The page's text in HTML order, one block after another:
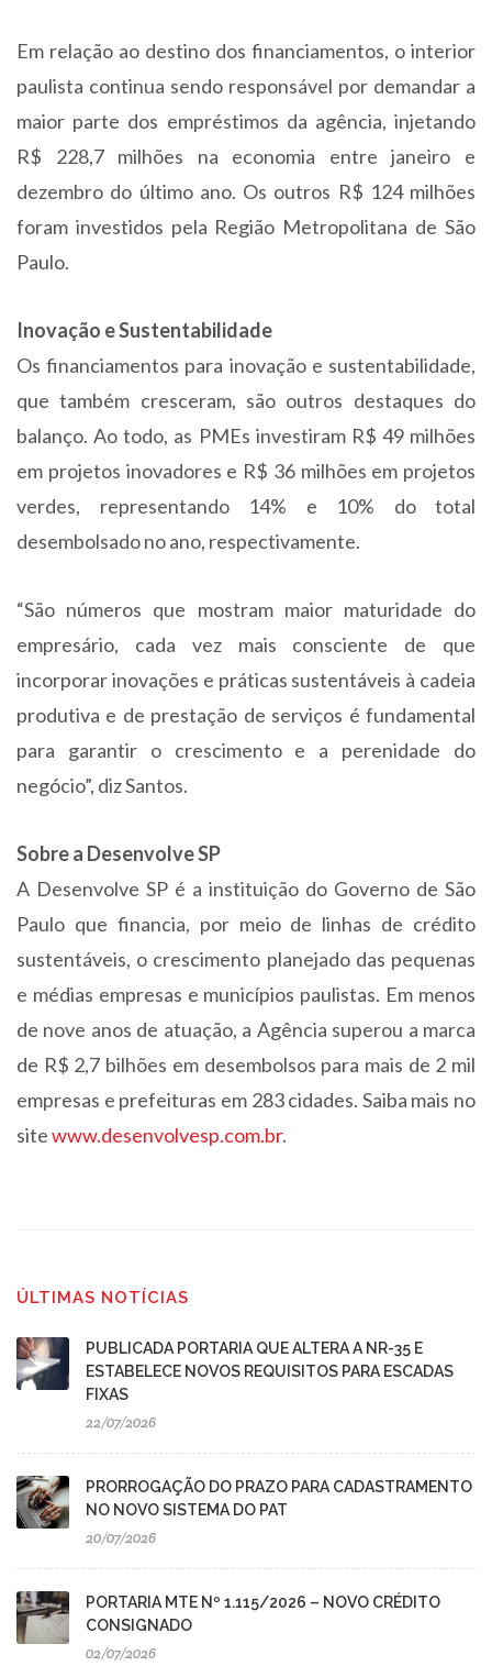
Em relação ao destino dos financiamentos, o interior
paulista continua sendo responsável por demandar a
maior parte dos empréstimos da agência, injetando
R$ 228,7 milhões na economia entre janeiro e
dezembro do último ano. Os outros R$ 124 milhões
foram investidos pela Região Metropolitana de São
Paulo.
Inovação e Sustentabilidade
Os financiamentos para inovação e sustentabilidade,
que também cresceram, são outros destaques do
balanço. Ao todo, as PMEs investiram R$ 49 milhões
em projetos inovadores e R$ 36 milhões em projetos
verdes, representando 14% e 10% do total
desembolsado no ano, respectivamente.
“São números que mostram maior maturidade do
empresário, cada vez mais consciente de que
incorporar inovações e práticas sustentáveis à cadeia
produtiva e de prestação de serviços é fundamental
para garantir o crescimento e a perenidade do
negócio”, diz Santos.
Sobre a Desenvolve SP
A Desenvolve SP é a instituição do Governo de São
Paulo que financia, por meio de linhas de crédito
sustentáveis, o crescimento planejado das pequenas
e médias empresas e municípios paulistas. Em menos
de nove anos de atuação, a Agência superou a marca
de R$ 2,7 bilhões em desembolsos para mais de 2 mil
empresas e prefeituras em 283 cidades. Saiba mais no
sitewww.desenvolvesp.com.br.
ÚLTIMAS NOTÍCIAS
PUBLICADA PORTARIA QUE ALTERA A NR-35 E
ESTABELECE NOVOS REQUISITOS PARA ESCADAS
FIXAS
22/07/2026
PRORROGAÇÃO DO PRAZO PARA CADASTRAMENTO
NO NOVO SISTEMA DO PAT
20/07/2026
PORTARIA MTE Nº 1.115/2026 – NOVO CRÉDITO
CONSIGNADO
02/07/2026